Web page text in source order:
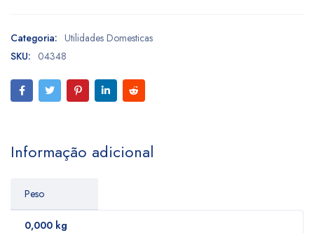
Categoria: Utilidades Domesticas
SKU: 04348
Informação adicional
Peso
0,000 kg